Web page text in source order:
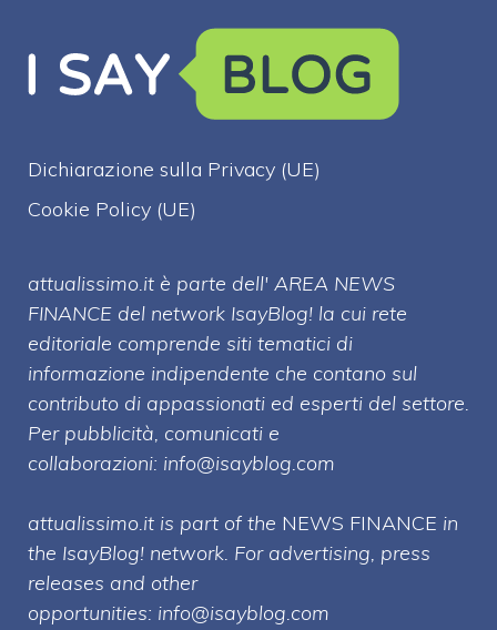
Dichiarazione sulla Privacy (UE)
Cookie Policy (UE)
attualissimo.it è parte dell' AREA NEWS
FINANCE del network IsayBlog! la cui rete
editoriale comprende siti tematici di
informazione indipendente che contano sul
contributo di appassionati ed esperti del settore.
Per pubblicità, comunicati e
collaborazioni: info@isayblog.com
attualissimo.it is part of the NEWS FINANCE in
the IsayBlog! network. For advertising, press
releases and other
opportunities: info@isayblog.com